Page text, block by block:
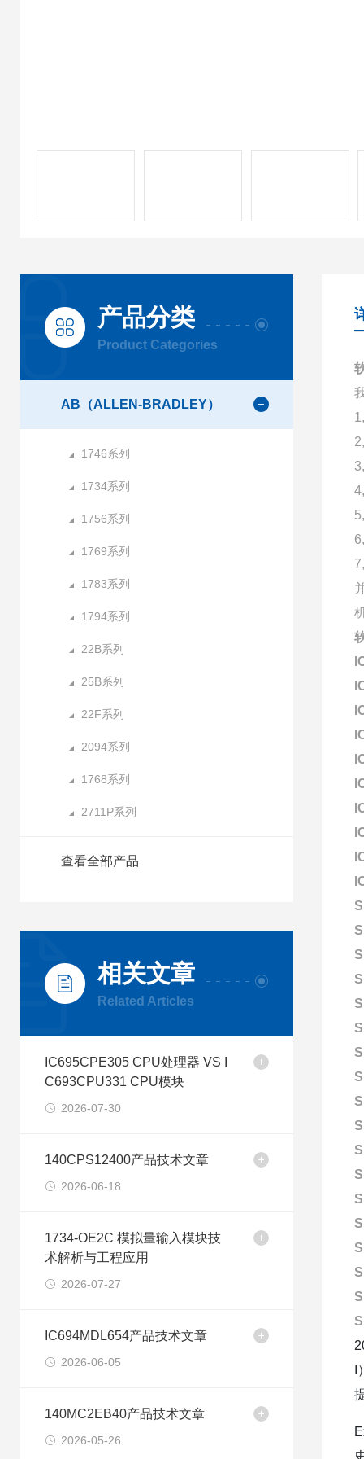
产品分类
Product Categories
AB（ALLEN-BRADLEY）
1746系列
1734系列
1756系列
1769系列
1783系列
1794系列
22B系列
25B系列
22F系列
2094系列
1768系列
2711P系列
查看全部产品
相关文章
Related Articles
IC695CPE305 CPU处理器 VS I
C693CPU331 CPU模块
2026-07-30
140CPS12400产品技术文章
2026-06-18
1734-OE2C 模拟量输入模块技
术解析与工程应用
2026-07-27
IC694MDL654产品技术文章
2026-06-05
140MC2EB40产品技术文章
2026-05-26